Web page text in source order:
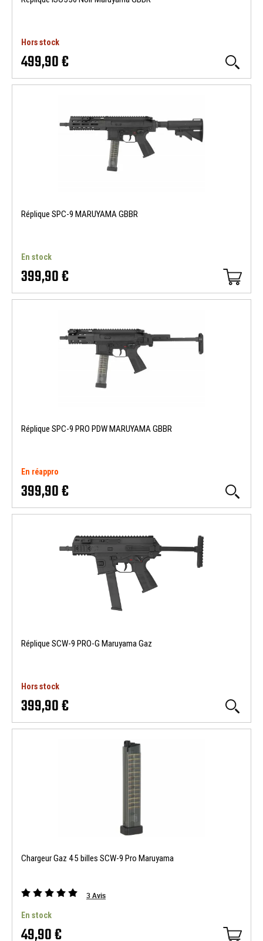
Hors stock
499,90 €
Réplique SPC-9 MARUYAMA GBBR
En stock
399,90 €
Réplique SPC-9 PRO PDW MARUYAMA GBBR
En réappro
399,90 €
Réplique SCW-9 PRO-G Maruyama Gaz
Hors stock
399,90 €
Chargeur Gaz 45 billes SCW-9 Pro Maruyama
3Avis
En stock
49,90 €